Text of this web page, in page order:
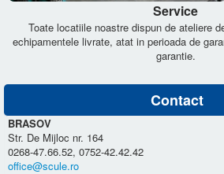
Service
Toate locatiile noastre dispun de ateliere
echipamentele livrate, atat in perioada de
garantie.
Contact
BRASOV
Str. De Mijloc nr. 164
0268-47.66.52, 0752-42.42.42
office@scule.ro